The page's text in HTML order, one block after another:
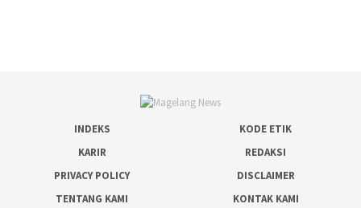
INDEKS
KODE ETIK
KARIR
REDAKSI
PRIVACY POLICY
DISCLAIMER
TENTANG KAMI
KONTAK KAMI